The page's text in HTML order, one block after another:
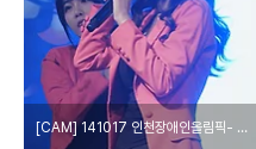
[CAM] 141017 인천장애인올림픽- 레인보우 by epoxy